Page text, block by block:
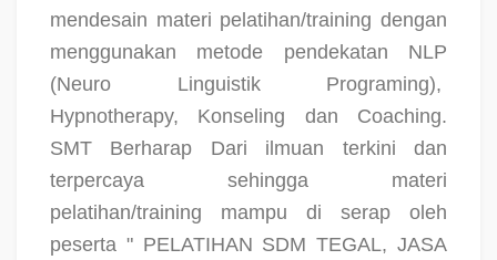
mendesain materi pelatihan/training dengan
menggunakan metode pendekatan NLP
(Neuro Linguistik Programing),
Hypnotherapy, Konseling dan Coaching.
SMT Berharap Dari ilmuan terkini dan
terpercaya sehingga materi
pelatihan/training mampu di serap oleh
peserta " PELATIHAN SDM TEGAL, JASA